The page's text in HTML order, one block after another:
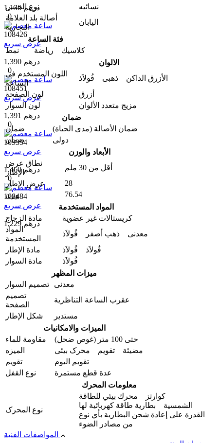
1,136 درهم
0
108426
عرض سريع
1,390 درهم
0
108451
عرض سريع
1,391 درهم
0
109354
عرض سريع
1,460 درهم
0
108484
عرض سريع
1,229 درهم
نوع الجنس
نسائیه
أصالة بلد العلامة
التجارية
اليابان
فئة الساعة
نمط
كلاسيك رياضة
الالوان
اللون المستخدم في
الساعة
الأزرق الداكن ذهبی فُولاَذ
لون الصفحة
أزرق
لون السوار
مزيج متعدد الألوان
ضمان
ضمان
ضمان الأصالة (مدى الحیاة)
ضمان
دولی
الأبعاد والوزن
نطاق عرض
الإطار
أقل من 30 ملم
عرض الإطار
28
وزن
76.54
المواد المستخدمة
مادة الزجاج
كريستالات غير عضوية
المواد
المستخدمة
معدنی ذهب أصفر فُولاَذ
مادة الإطار
فُولاَذ فُولاَذ
مادة السوار
فُولاَذ
ميزات المظهر
تصمیم السوار
معدنی
تصميم
الصفحة
عقرب الساعة التناظرية
شكل الإطار
مستدير
الميزات والامکانیات
مقاومة للماء
حتى 100 متر (غوص ضحل)
المیزه
مضيئة تقويم محرک بیئی
تقويم
تقویم الیوم
نوع القفل
عدة قطع مستمرة
معلومات المحرك
نوع المحرک
كوارتز محرك بيئي للطاقة
الشمسية بطارية طاقة كهربائية لها
القدرة على إعادة شحن البطارية بأي نوع
من مصادر الضوء